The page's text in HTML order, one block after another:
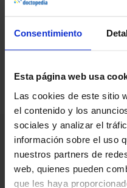
Consentimiento
Esta página web usa
Las cookies de este sitio
el contenido y los
sociales y analizar el
información sobre el uso
nuestros partners de
web, quienes pueden
que les haya
¿Dudas, problemas?
Preguntas frecuentes